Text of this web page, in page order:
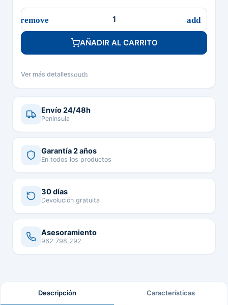
AÑADIR AL CARRITO
Ver más detallessouth
Envío 24/48h
Península
Garantía 2 años
En todos los productos
30 días
Devolución gratuita
Asesoramiento
962 798 292
Descripción Características